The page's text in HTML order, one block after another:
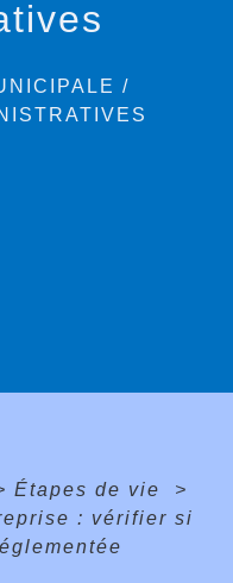
/
Étapes de vie
>
: vérifier si